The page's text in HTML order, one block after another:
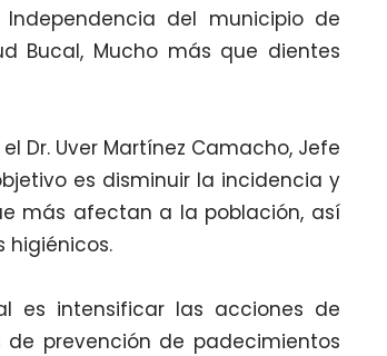
del municipio de
Bucal, Mucho más que dientes
Dr. Uver Martínez Camacho, Jefe
es disminuir la incidencia y
más afectan a la población, así
higiénicos.
es intensificar las acciones de
prevención de padecimientos